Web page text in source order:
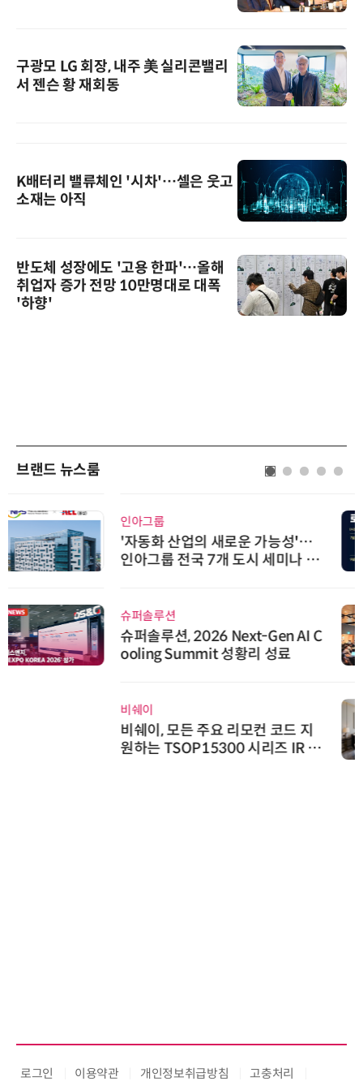
구광모 LG 회장, 내주 美 실리콘밸리
서 젠슨 황 재회동
K배터리 밸류체인 '시차'…셀은 웃고
소재는 아직
반도체 성장에도 '고용 한파'…올해
취업자 증가 전망 10만명대로 대폭
'하향'
브랜드 뉴스룸
인아그룹
'자동화 산업의 새로운 가능성'…
인아그룹 전국 7개 도시 세미나 페
슈퍼솔루션
슈퍼솔루션, 2026 Next-Gen AI C
ooling Summit 성황리 성료
비쉐이, 모든 주요 리모컨 코드 지
원하는 TSOP15300 시리즈 IR 수
로그인 이용약관 개인정보취급방침
고충처리